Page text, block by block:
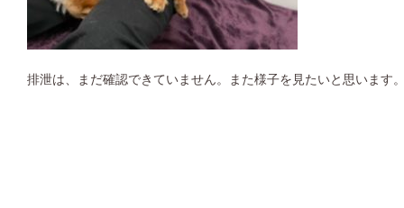
排泄は、まだ確認できていません。また様子を見たいと思います